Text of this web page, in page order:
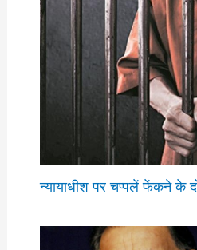
न्यायाधीश पर चप्पलें फेंकने के